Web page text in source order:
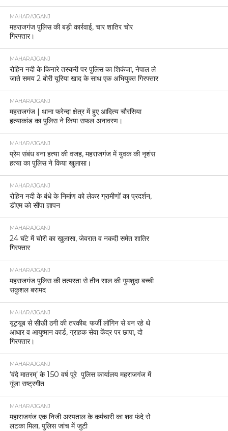
MAHARAJGANJ
महराजगंज पुलिस की बड़ी कार्रवाई, चार शातिर चोर
गिरफ्तार।
MAHARAJGANJ
रोहिन नदी के किनारे तस्करी पर पुलिस का शिकंजा, नेपाल ले
जाते समय 2 बोरी यूरिया खाद के साथ एक अभियुक्त गिरफ्तार
MAHARAJGANJ
महराजगंज | थाना फरेन्दा क्षेत्र में हुए आदित्य चौरसिया
हत्याकांड का पुलिस ने किया सफल अनावरण।
MAHARAJGANJ
प्रेम संबंध बना हत्या की वजह, महराजगंज में युवक की नृशंस
हत्या का पुलिस ने किया खुलासा।
MAHARAJGANJ
रोहिन नदी के बंधे के निर्माण को लेकर ग्रामीणों का प्रदर्शन,
डीएम को सौंपा ज्ञापन
MAHARAJGANJ
24 घंटे में चोरी का खुलासा, जेवरात व नकदी समेत शातिर
गिरफ्तार
MAHARAJGANJ
महराजगंज पुलिस की तत्परता से तीन साल की गुमशुदा बच्ची
सकुशल बरामद
MAHARAJGANJ
यूट्यूब से सीखी ठगी की तरकीब: फर्जी लॉगिन से बन रहे थे
आधार व आयुष्मान कार्ड, ग्राहक सेवा केंद्र पर छापा, दो
गिरफ्तार।
MAHARAJGANJ
‘वंदे मातरम्’ के 150 वर्ष पूरे पुलिस कार्यालय महराजगंज में
गूंजा राष्ट्रगीत
MAHARAJGANJ
महाराजगंज एक निजी अस्पताल के कर्मचारी का शव फंदे से
लटका मिला, पुलिस जांच में जुटी